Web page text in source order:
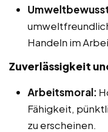
Handeln im
Zuverlässigkeit
Arbeitsmoral:
Fähigkeit,
zu erscheinen.